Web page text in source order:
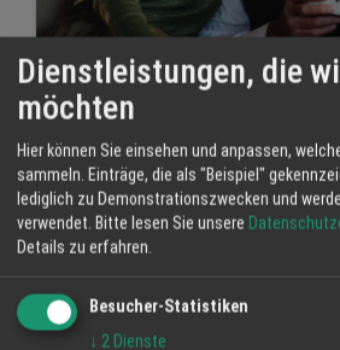
Last-Minute-Geschenke für
Gutscheine, kybun & Samina
schmerzfreies 2026
9 Dez 2025
Heckmann Gesunde Bewegung kybun
Dienstleistungen, die
möchten
Hier können Sie einsehen und anpassen,
sammeln. Einträge, die als "Beispiel"
lediglich zu Demonstrationszwecken und
verwendet. Bitte lesen Sie unsere
Details zu erfahren.
Besucher-Statistiken
↓ 2 Dienste